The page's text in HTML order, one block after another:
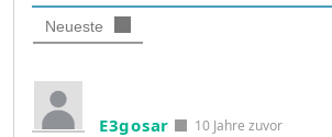
Neueste
E3gosar 10 Jahre zuvor